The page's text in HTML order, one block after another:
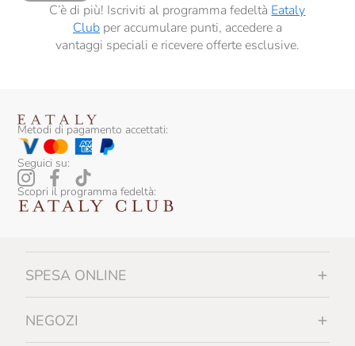
C’è di più! Iscriviti al programma fedeltà Eataly
Clubper accumulare punti, accedere a
vantaggi speciali e ricevere offerte esclusive.
Metodi di pagamento accettati:
Seguici su:
Scopri il programma fedeltà:
SPESA ONLINE
NEGOZI